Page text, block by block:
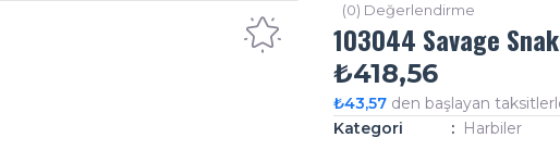
(0) Değerlendirme
103044 Savage
₺418,56
₺43,57 den başlayan
Kategori
Harbiler